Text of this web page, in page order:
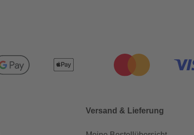
Versand & Lieferung